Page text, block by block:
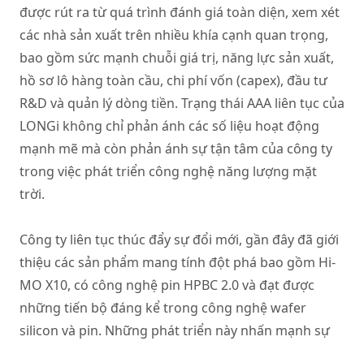
được rút ra từ quá trình đánh giá toàn diện, xem xét
các nhà sản xuất trên nhiều khía cạnh quan trọng,
bao gồm sức mạnh chuỗi giá trị, năng lực sản xuất,
hồ sơ lô hàng toàn cầu, chi phí vốn (capex), đầu tư
R&D và quản lý dòng tiền. Trạng thái AAA liên tục của
LONGi không chỉ phản ánh các số liệu hoạt động
mạnh mẽ mà còn phản ánh sự tận tâm của công ty
trong việc phát triển công nghệ năng lượng mặt
trời.
Công ty liên tục thúc đẩy sự đổi mới, gần đây đã giới
thiệu các sản phẩm mang tính đột phá bao gồm Hi-
MO X10, có công nghệ pin HPBC 2.0 và đạt được
những tiến bộ đáng kể trong công nghệ wafer
silicon và pin. Những phát triển này nhấn mạnh sự